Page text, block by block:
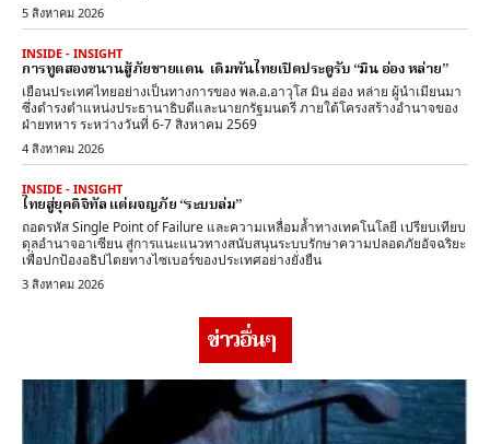
5 สิงหาคม 2026
INSIDE - INSIGHT
การทูตสองขนานสู้ภัยชายแดน เดิมพันไทยเปิดประตูรับ “มิน อ่อง หล่าย”
เยือนประเทศไทยอย่างเป็นทางการของ พล.อ.อาวุโส มิน อ่อง หล่าย ผู้นำเมียนมา
ซึ่งดำรงตำแหน่งประธานาธิบดีและนายกรัฐมนตรี ภายใต้โครงสร้างอำนาจของ
ฝ่ายทหาร ระหว่างวันที่ 6-7 สิงหาคม 2569
4 สิงหาคม 2026
INSIDE - INSIGHT
ไทยสู่ยุคดิจิทัล แต่ผจญภัย “ระบบล่ม”
ถอดรหัส Single Point of Failure และความเหลื่อมล้ำทางเทคโนโลยี เปรียบเทียบ
ดุลอำนาจอาเซียน สู่การแนะแนวทางสนับสนุนระบบรักษาความปลอดภัยอัจฉริยะ
เพื่อปกป้องอธิปไตยทางไซเบอร์ของประเทศอย่างยั่งยืน
3 สิงหาคม 2026
ข่าวอื่นๆ